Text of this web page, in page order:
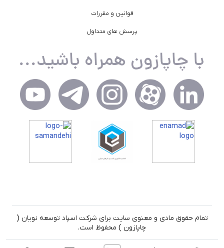
قوانین و مقررات
پرسش های متداول
تمام حقوق مادی و معنوی سایت برای شرکت اسپاد توسعه نویان (
چاپازون ) محفوظ است.